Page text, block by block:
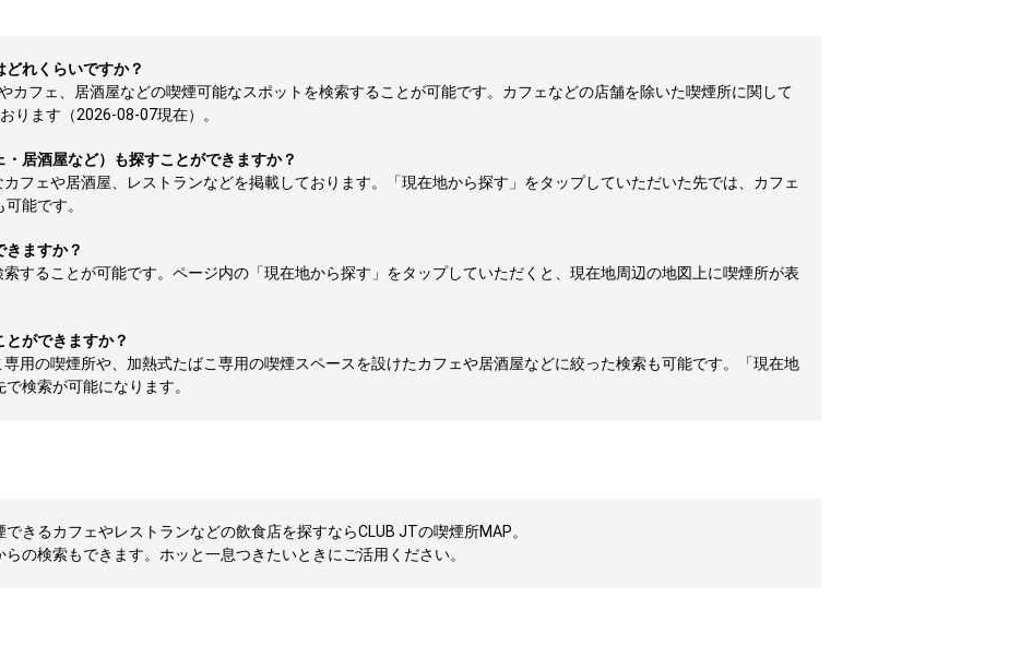
れくらいですか？
カフェ、居酒屋などの喫煙可能なスポットを検索することが可能です。カフェなどの店舗を除いた喫煙所に関して
ります（2026-08-07現在）。
居酒屋など）も探すことができますか？
フェや居酒屋、レストランなどを掲載しております。「現在地から探す」をタップしていただいた先では、カフェ
能です。
ますか？
することが可能です。ページ内の「現在地から探す」をタップしていただくと、現在地周辺の地図上に喫煙所が表
ができますか？
用の喫煙所や、加熱式たばこ専用の喫煙スペースを設けたカフェや居酒屋などに絞った検索も可能です。「現在地
検索が可能になります。
きるカフェやレストランなどの飲食店を探すならCLUB JTの喫煙所MAP。
の検索もできます。ホッと一息つきたいときにご活用ください。